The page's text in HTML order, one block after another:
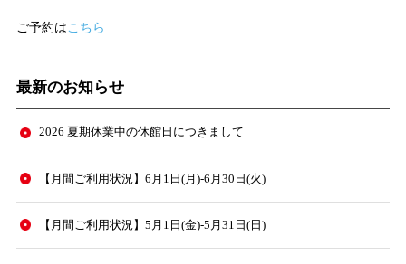
ご予約は こちら
最新のお知らせ
2026 夏期休業中の休館日につきまして
【月間ご利用状況】6月1日(月)-6月30日(火)
【月間ご利用状況】5月1日(金)-5月31日(日)